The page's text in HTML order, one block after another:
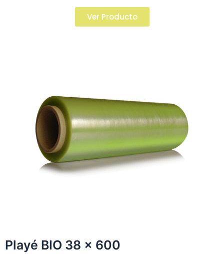
Ver Producto
Playé BIO 38 x 600​